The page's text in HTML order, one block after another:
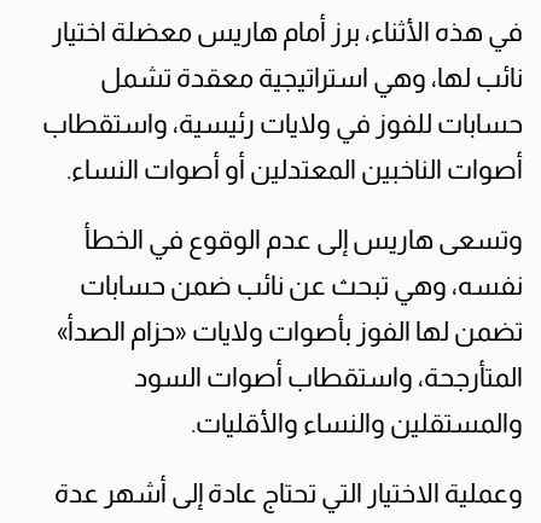
في هذه الأثناء، برز أمام هاريس معضلة اختيار
نائب لها، وهي استراتيجية معقدة تشمل
حسابات للفوز في ولايات رئيسية، واستقطاب
أصوات الناخبين المعتدلين أو أصوات النساء.
وتسعى هاريس إلى عدم الوقوع في الخطأ
نفسه، وهي تبحث عن نائب ضمن حسابات
تضمن لها الفوز بأصوات ولايات «حزام الصدأ»
المتأرجحة، واستقطاب أصوات السود
والمستقلين والنساء والأقليات.
وعملية الاختيار التي تحتاج عادة إلى أشهر عدة